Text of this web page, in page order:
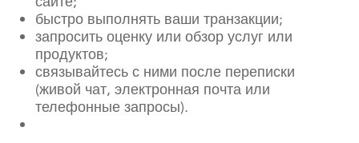
быстро выполнять ваши транзакции;
запросить оценку или обзор услуг или
продуктов;
связывайтесь с ними после переписки
(живой чат, электронная почта или
телефонные запросы).